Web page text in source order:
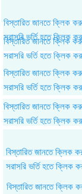
বিস্তারিত জানতে ক্লিক
সরাসরি ভর্তি হতে ক্লিক
বিস্তারিত জানতে ক্লিক
সরাসরি ভর্তি হতে ক্লিক
বিস্তারিত জানতে ক্লিক
সরাসরি ভর্তি হতে ক্লিক
বিস্তারিত জানতে ক্লিক
সরাসরি ভর্তি হতে ক্লিক
বিস্তারিত জানতে ক্লিক
সরাসরি ভর্তি হতে ক্লিক
বিস্তারিত জানতে ক্লিক